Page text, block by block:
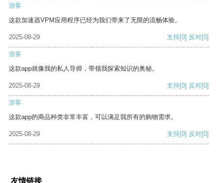
游客
这款加速器VPM应用程序已经为我们带来了无限的流畅体验。
2025-08-29 支持[0] 反对[0]
游客
这款app就像我的私人导师，带领我探索知识的奥秘。
2025-08-29 支持[0] 反对[0]
游客
这款app的商品种类非常丰富，可以满足我所有的购物需求。
2025-08-29 支持[0] 反对[0]
友情链接